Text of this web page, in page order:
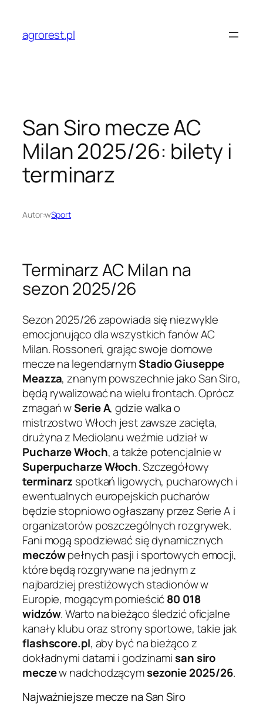
treściagrorest.pl
San Siro mecze AC
Milan 2025/26: bilety i
terminarz
Autor:wSport
Terminarz AC Milan na
sezon 2025/26
Sezon 2025/26 zapowiada się niezwykle
emocjonująco dla wszystkich fanów AC
Milan. Rossoneri, grając swoje domowe
mecze na legendarnymStadio Giuseppe
Meazza, znanym powszechnie jako San Siro,
będą rywalizować na wielu frontach. Oprócz
zmagań wSerie A, gdzie walka o
mistrzostwo Włoch jest zawsze zacięta,
drużyna z Mediolanu weźmie udział w
Pucharze Włoch, a także potencjalnie w
Superpucharze Włoch. Szczegółowy
terminarz spotkań ligowych, pucharowych i
ewentualnych europejskich pucharów
będzie stopniowo ogłaszany przez Serie A i
organizatorów poszczególnych rozgrywek.
Fani mogą spodziewać się dynamicznych
meczówpełnych pasji i sportowych emocji,
które będą rozgrywane na jednym z
najbardziej prestiżowych stadionów w
Europie, mogącym pomieścić80 018
widzów. Warto na bieżąco śledzić oficjalne
kanały klubu oraz strony sportowe, takie jak
flashscore.pl, aby być na bieżąco z
dokładnymi datami i godzinamisan siro
meczew nadchodzącymsezonie 2025/26.
Najważniejsze mecze na San Siro